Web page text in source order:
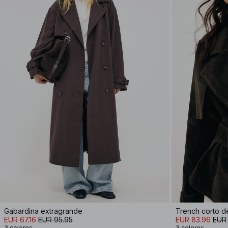
Gabardina extragrande
EUR 67.16 EUR 95.95
Trench corto
EUR 83.96